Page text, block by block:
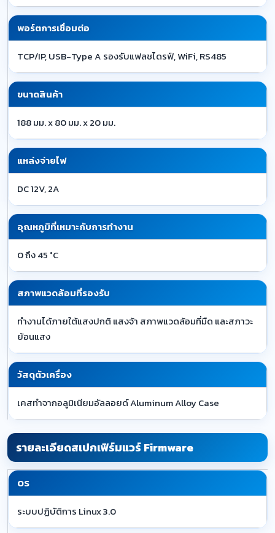
พอร์ตการเชื่อมต่อ
TCP/IP, USB-Type A รองรับแฟลชไดรฟ์, WiFi, RS485
ขนาดสินค้า
188 มม. x 80 มม. x 20 มม.
แหล่งจ่ายไฟ
DC 12V, 2A
อุณหภูมิที่เหมาะกับการทำงาน
0 ถึง 45 °C
สภาพแวดล้อมที่รองรับ
ทำงานได้ภายใต้แสงปกติ แสงจ้า สภาพแวดล้อมที่มืด และสภาวะ
ย้อนแสง
วัสดุตัวเครื่อง
เคสทำจากอลูมิเนียมอัลลอยด์ Aluminum Alloy Case
รายละเอียดสเปกเฟิร์มแวร์ Firmware
OS
ระบบปฏิบัติการ Linux 3.0